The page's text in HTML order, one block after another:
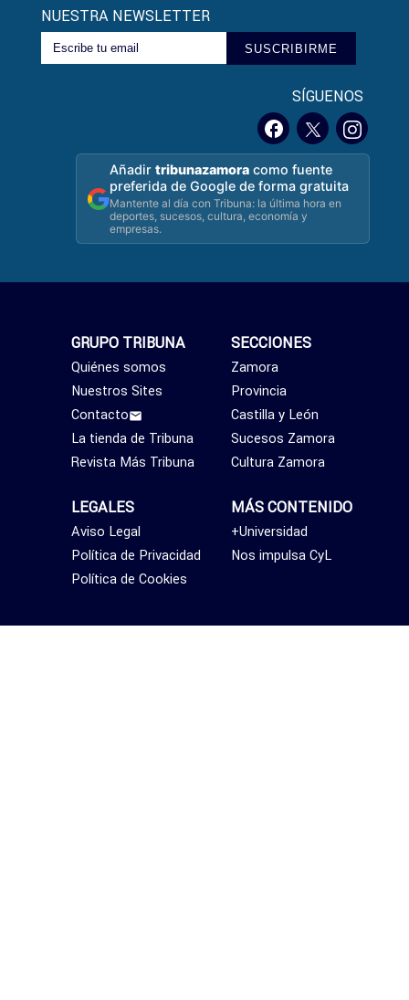
NUESTRA NEWSLETTER
SUSCRIBIRME
SÍGUENOS
Añadirtribunazamora como fuente
preferida de Google de forma gratuita
Mantente al día con Tribuna: la última hora en
deportes, sucesos, cultura, economía y
empresas.
SECCIONES
Zamora
Provincia
Castilla y León
Sucesos Zamora
Cultura Zamora
MÁS CONTENIDO
+Universidad
Nos impulsa CyL
GRUPO TRIBUNA
Quiénes somos
Nuestros Sites
Contacto
La tienda de Tribuna
Revista Más Tribuna
LEGALES
Aviso Legal
Política de Privacidad
Política de Cookies